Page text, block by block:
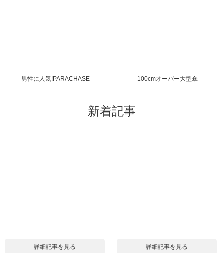
男性に人気!PARACHASE 100cmオーバー大型傘
新着記事
詳細記事を見る 詳細記事を見る